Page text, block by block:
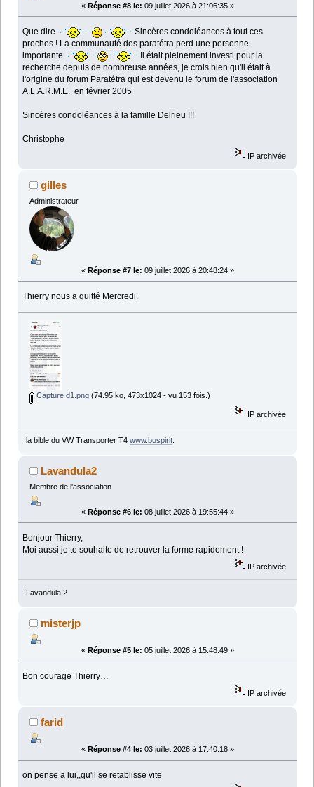
« Réponse #8 le: 09 juillet 2026 à 21:06:35 »
Que dire
Sincères condoléances à tout ces
proches ! La communauté des paratétra perd une personne
importante
Il était pleinement investi pour la
recherche depuis de nombreuse années, je crois bien qu'il était à
l'origine du forum Paratétra qui est devenu le forum de l'association
A.L.A.R.M.E. en février 2005
Sincères condoléances à la famille Delrieu !!!
Christophe
IP archivée
gilles
Administrateur
« Réponse #7 le: 09 juillet 2026 à 20:48:24 »
Thierry nous a quitté Mercredi.
Capture d1.png(74.95 ko, 473x1024 - vu 153 fois.)
IP archivée
la bible du VW Transporter T4 www.buspirit.
Lavandula2
Membre de l'association
« Réponse #6 le: 08 juillet 2026 à 19:55:44 »
Bonjour Thierry,
Moi aussi je te souhaite de retrouver la forme rapidement !
IP archivée
Lavandula 2
misterjp
« Réponse #5 le: 05 juillet 2026 à 15:48:49 »
Bon courage Thierry…
IP archivée
farid
« Réponse #4 le: 03 juillet 2026 à 17:40:18 »
on pense a lui,,qu'il se retablisse vite